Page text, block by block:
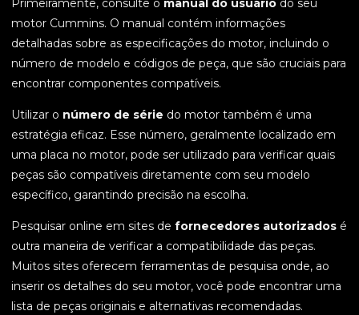
Primeiramente, consulte o manual do usuário do seu
motor Cummins. O manual contém informações
detalhadas sobre as especificações do motor, incluindo o
número de modelo e códigos de peça, que são cruciais para
encontrar componentes compatíveis.
Utilizar o número de série do motor também é uma
estratégia eficaz. Esse número, geralmente localizado em
uma placa no motor, pode ser utilizado para verificar quais
peças são compatíveis diretamente com seu modelo
específico, garantindo precisão na escolha.
Pesquisar online em sites de fornecedores autorizados é
outra maneira de verificar a compatibilidade das peças.
Muitos sites oferecem ferramentas de pesquisa onde, ao
inserir os detalhes do seu motor, você pode encontrar uma
lista de peças originais e alternativas recomendadas.